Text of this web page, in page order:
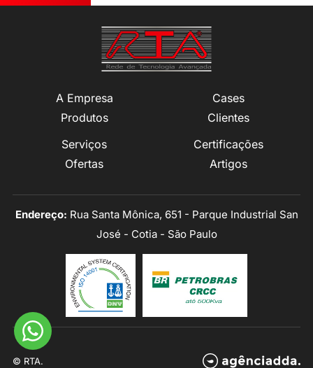
A Empresa
Produtos
Serviços
Ofertas
Cases
Clientes
Certificações
Artigos
Endereço: Rua Santa Mônica, 651 - Parque Industrial San
José - Cotia - São Paulo
© RTA.